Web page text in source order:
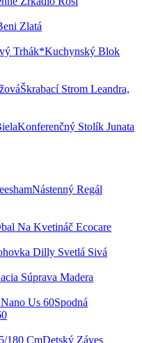
Zlatá
Kuchynský Blok
Škrabací Strom Leandra,
Konferenčný Stolík Junata
Nástenný Regál
Na Kvetináč Ecocare
Dilly Svetlá Sivá
Súprava Madera
Spodná
Detský Záves